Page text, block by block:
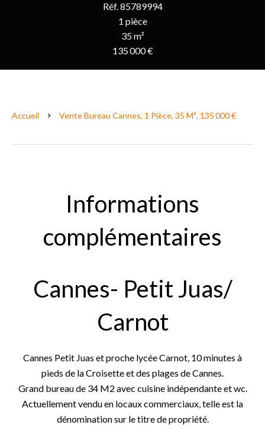
Réf. 85789994
1 pièce
35 m²
135 000 €
Accueil Vente Bureau Cannes, 1 Pièce, 35 M², 135 000 €
Informations
complémentaires
Cannes- Petit Juas/
Carnot
Cannes Petit Juas et proche lycée Carnot, 10 minutes à
pieds de la Croisette et des plages de Cannes.
Grand bureau de 34 M2 avec cuisine indépendante et wc.
Actuellement vendu en locaux commerciaux, telle est la
dénomination sur le titre de propriété.